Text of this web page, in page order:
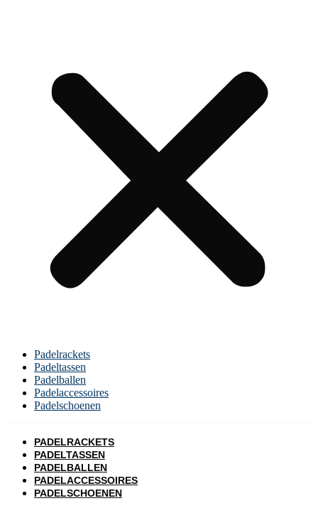
Padelrackets
Padeltassen
Padelballen
Padelaccessoires
Padelschoenen
PADELRACKETS
PADELTASSEN
PADELBALLEN
PADELACCESSOIRES
PADELSCHOENEN